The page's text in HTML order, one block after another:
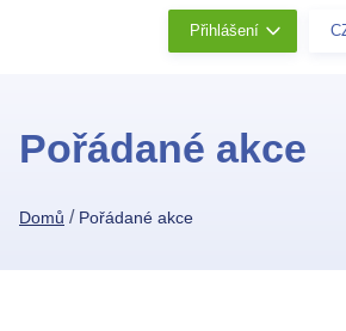
Přihlášení
Pořádané akce
Domů / Pořádané akce